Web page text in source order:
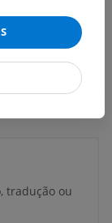
tradução ou